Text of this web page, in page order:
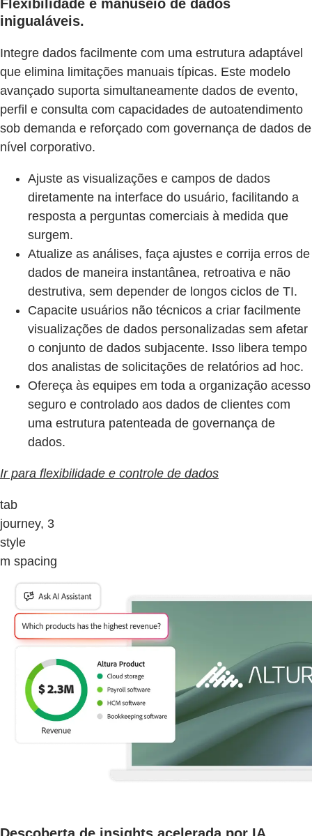
Flexibilidade e manuseio de dados
inigualáveis.
Integre dados facilmente com uma estrutura adaptável
que elimina limitações manuais típicas. Este modelo
avançado suporta simultaneamente dados de evento,
perfil e consulta com capacidades de autoatendimento
sob demanda e reforçado com governança de dados de
nível corporativo.
Ajuste as visualizações e campos de dados
diretamente na interface do usuário, facilitando a
resposta a perguntas comerciais à medida que
surgem.
Atualize as análises, faça ajustes e corrija erros de
dados de maneira instantânea, retroativa e não
destrutiva, sem depender de longos ciclos de TI.
Capacite usuários não técnicos a criar facilmente
visualizações de dados personalizadas sem afetar
o conjunto de dados subjacente. Isso libera tempo
dos analistas de solicitações de relatórios ad hoc.
Ofereça às equipes em toda a organização acesso
seguro e controlado aos dados de clientes com
uma estrutura patenteada de governança de
dados.
Ir para flexibilidade e controle de dados
tab
journey, 3
style
m spacing